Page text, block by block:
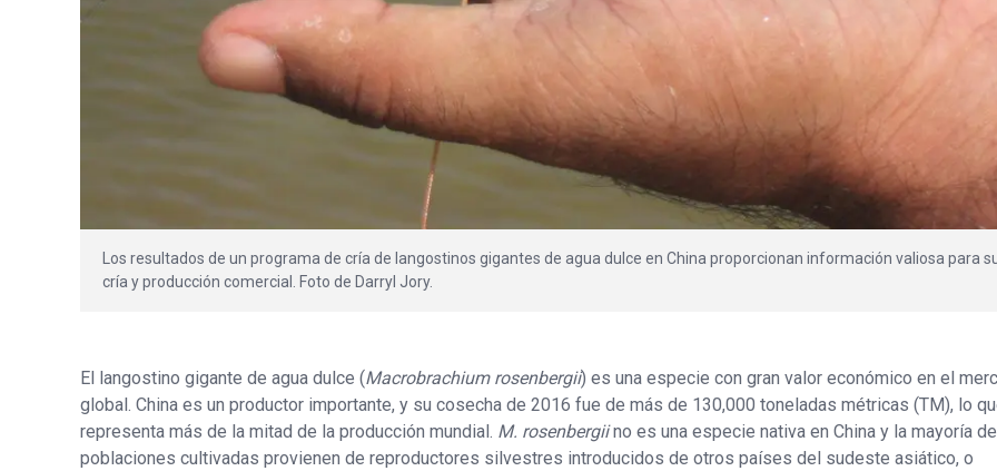
Los resultados de un programa de cría de langostinos gigantes de agua dulce en China proporcionan información valiosa para
cría y producción comercial. Foto de Darryl Jory.
El langostino gigante de agua dulce (Macrobrachium rosenbergii) es una especie con gran valor económico en el
global. China es un productor importante, y su cosecha de 2016 fue de más de 130,000 toneladas métricas (TM), lo
representa más de la mitad de la producción mundial. M. rosenbergiino es una especie nativa en China y la mayoría
poblaciones cultivadas provienen de reproductores silvestres introducidos de otros países del sudeste asiático, o